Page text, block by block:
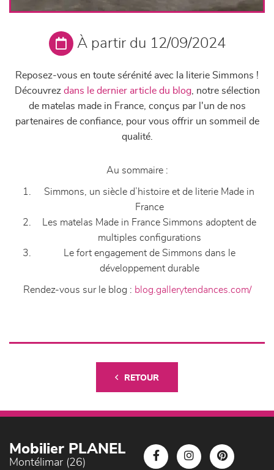
À partir du 12/09/2024
Reposez-vous en toute sérénité avec la literie Simmons !
Découvrez dans le dernier article du blog, notre sélection
de matelas made in France, conçus par l'un de nos
partenaires de confiance, pour vous offrir un sommeil de
qualité.
Au sommaire :
Simmons, un siècle d’histoire et de literie Made in
France
Les matelas Made in France Simmons adoptent de
multiples configurations
Le fort engagement de Simmons dans le
développement durable
Rendez-vous sur le blog : blog.gallerytendances.com/
RETOUR
Mobilier PLANEL
Montélimar (26)